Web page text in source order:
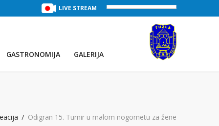
TREĆE JEZERO (Voda:28 °C, Salinitet:30 g/L)
LIVE STREAM
GASTRONOMIJA GALERIJA
Odigran 15. Turnir u malom nogometu za žene